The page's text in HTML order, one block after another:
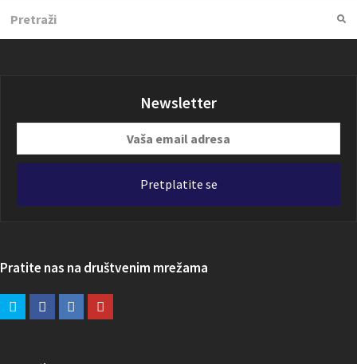
Newsletter
email
Pretplatite se
Pratite nas na društvenim mrežama